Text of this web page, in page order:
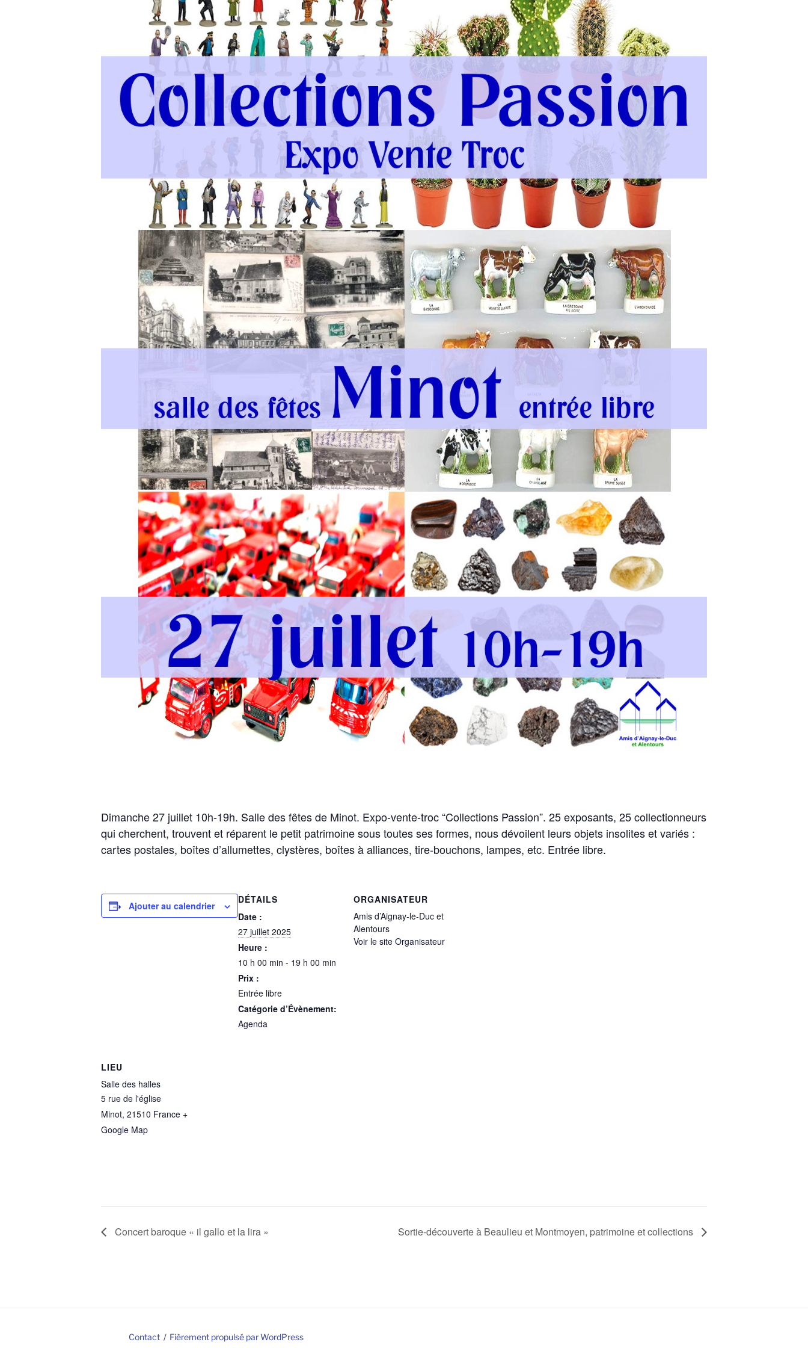
Dimanche 27 juillet 10h-19h. Salle des fêtes de Minot. Expo-vente-troc “Collections Passion”. 25 exposants, 25 collectionneurs
qui cherchent, trouvent et réparent le petit patrimoine sous toutes ses formes, nous dévoilent leurs objets insolites et variés :
cartes postales, boîtes d’allumettes, clystères, boîtes à alliances, tire-bouchons, lampes, etc. Entrée libre.
Ajouter au calendrier
DÉTAILS
Date :
27 juillet 2025
Heure :
10 h 00 min - 19 h 00 min
Prix :
Entrée libre
Catégorie d’Évènement:
Agenda
ORGANISATEUR
Amis d’Aignay-le-Duc et
Alentours
Voir le site Organisateur
LIEU
Salle des halles
5 rue de l'église
Minot, 21510 France +
Google Map
Concert baroque « il gallo et la lira » Sortie-découverte à Beaulieu et Montmoyen, patrimoine et collections
Contact Fièrement propulsé par WordPress